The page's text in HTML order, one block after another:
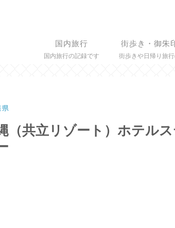
国内旅行
国内旅行の記録です
街歩き・御朱
街歩きや日帰り旅
県
（共立リゾート）ホテル